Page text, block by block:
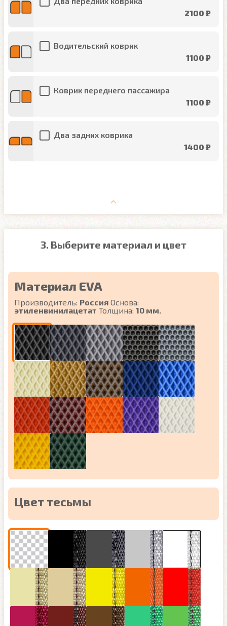
2100 ₽
Водительский коврик
1100 ₽
Коврик переднего пассажира
1100 ₽
Два задних коврика
1400 ₽
3. Выберите материал и цвет
Материал EVA
Производитель: Россия Основа:
этиленвинилацетат Толщина: 10 мм.
Цвет тесьмы